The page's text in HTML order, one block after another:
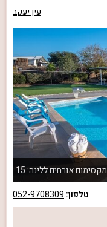
עין יעקב
מקסימום אורחים ללינה: 15
טלפון: 052-9708309